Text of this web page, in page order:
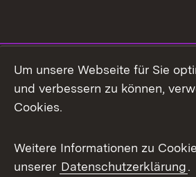
Facebook
X / Twitter
Um unsere Webseite für Sie
und verbessern zu können,
Cookies.
Weitere Informationen zu
unserer Datenschutzerklärung.